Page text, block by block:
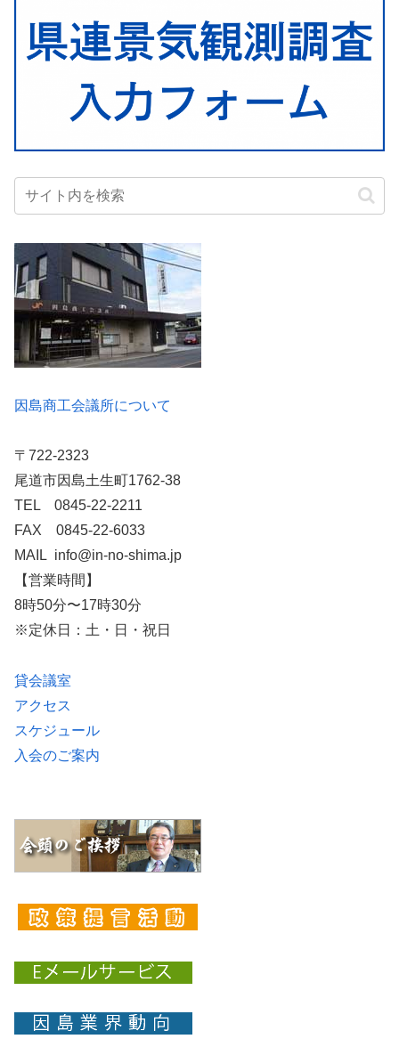
因島商工会議所について
〒722-2323
尾道市因島土生町1762-38
TEL 0845-22-2211
FAX 0845-22-6033
MAIL info@in-no-shima.jp
【営業時間】
8時50分〜17時30分
※定休日：土・日・祝日
貸会議室
アクセス
スケジュール
入会のご案内